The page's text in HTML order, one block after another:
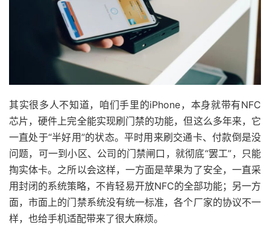
其实很多人不知道，咱们手里的iPhone，本身就带有NFC
芯片，硬件上完全能实现刷门禁的功能，但这么多年来，它
一直处于“半好用”的状态。平时用来刷交通卡、付款倒是没
问题，可一到小区、公司的门禁闸口，就彻底“罢工”，只能
掏实体卡。之所以会这样，一方面是苹果为了安全，一直采
用封闭的系统策略，不肯轻易开放NFC的全部功能；另一方
面，市面上的门禁系统没有统一标准，各个厂家的协议不一
样，也给手机适配带来了很大麻烦。